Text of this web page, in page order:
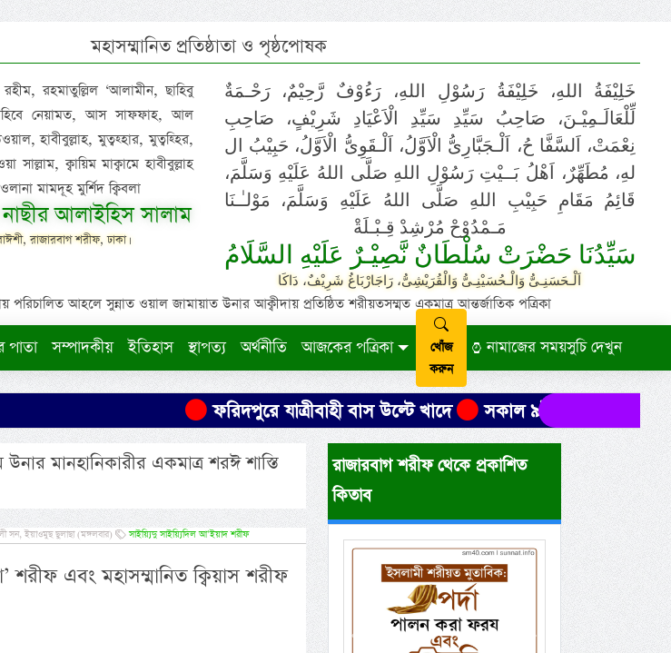
মহাসম্মানিত প্রতিষ্ঠাতা ও পৃষ্ঠপোষক
রহমাতুল্লিল ‘আলামীন, ছাহিবু
নেয়ামত, আস সাফফাহ, আল
হাবীবুল্লাহ, মুত্বহ্হার, মুত্বহ্হির,
ক্বায়িম মাক্বামে হাবীবুল্লাহ
মামদূহ মুর্শিদ ক্বিবলা
আলাইহিস সালাম
রাজারবাগ শরীফ, ঢাকা।
خَلِيْفَةُ اللهِ، خَلِيْفَةُ رَسُوْلِ اللهِ، رَءُوْفٌ رَّحِيْمٌ، رَحْـمَةٌ
لِّلْعَالَـمِيْـنَ، صَاحِبُ سَيِّدِ سَيِّدِ الْاَعْيَادِ شَرِيْفٍ، صَاحِبِ
نِعْمَتْ، اَلسَّفَّا حُ، اَلْـجَبَّارِىُّ الْاَوَّلُ، اَلْـقَوِىُّ الْاَوَّلُ، حَبِيْبُ ال
لهِ، مُطَهِّرٌ، اَهْلُ بَــيْتِ رَسُوْلِ اللهِ صَلَّى اللهُ عَلَيْهِ وَسَلَّمَ،
قَائِمُ مَقَامِ حَبِيْبِ اللهِ صَلَّى اللهُ عَلَيْهِ وَسَلَّمَ، مَوْلـٰـنَا
مَـمْدُوْحْ مُرْشِدْ قِـبْـلَةْ
سَيِّدُنَا حَضْرَتْ سُلْطَانٌ نَّصِيْـرٌ عَلَيْهِ السَّلَامُ
اَلْـحَسَنِـىُّ وَالْـحُسَيْنِـىُّ وَالْقُرَيْشِىُّ، رَاجَارْبَاغُ شَرِيْفٌ، دَاكَا
আহলে সুন্নাত ওয়াল জামায়াত উনার আক্বীদায় প্রতিষ্ঠিত শরীয়তসম্মত একমাত্র আন্তর্জাতিক পত্রিকা
পাতা সম্পাদকীয় ইতিহাস স্থাপত্য অর্থনীতি আজকের পত্রিকা
খোঁজ
করুন
নামাজের সময়সুচি দেখুন
ফরিদপুরে যাত্রীবাহী বাস উল্টে খাদে সকাল ৯টার মধ্যে যেসব জেলায় ৬০
মানহানিকারীর একমাত্র শরঈ শাস্তি
সন, ইয়াওমুছ ছুলাছা (মঙ্গলবার) সাইয়্যিদু সাইয়্যিদিল আ’ইয়াদ শরীফ
শরীফ এবং মহাসম্মানিত ক্বিয়াস শরীফ
রাজারবাগ শরীফ থেকে প্রকাশিত
কিতাব